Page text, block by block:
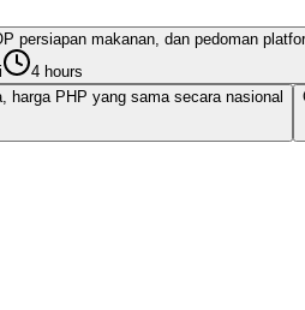
persiapan makanan, dan pedoman
4 hours
PHP yang sama secara nasional